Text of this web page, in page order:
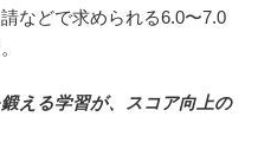
などで求められる6.0〜7.0
える学習が、スコア向上の